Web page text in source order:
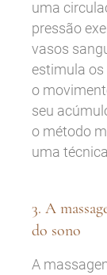
uma
pressão
vasos
estimula
o
seu
o método
uma
3. A
do sono
A